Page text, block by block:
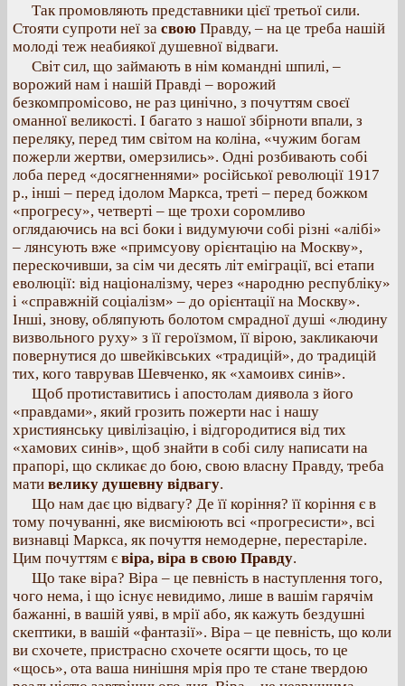
Так промовляють представники цієї третьої сили.
Стояти супроти неї за свою Правду, – на це треба нашій
молоді теж неабиякої душевної відваги.
Світ сил, що займають в нім командні шпилі, –
ворожий нам і нашій Правді – ворожий
безкомпромісово, не раз цинічно, з почуттям своєї
оманної великості. І багато з нашої збірноти впали, з
переляку, перед тим світом на коліна, «чужим богам
пожерли жертви, омерзились». Одні розбивають собі
лоба перед «досягненнями» російської революції 1917
p., інші – перед ідолом Маркса, треті – перед божком
«прогресу», четверті – ще трохи соромливо
оглядаючись на всі боки і видумуючи собі різні «алібі»
– лянсують вже «примсуову орієнтацію на Москву»,
перескочивши, за сім чи десять літ еміграції, всі етапи
еволюції: від націоналізму, через «народню республіку»
і «справжній соціалізм» – до орієнтації на Москву».
Інші, знову, обляпують болотом смрадної душі «людину
визвольного руху» з її героїзмом, її вірою, закликаючи
повернутися до швейківських «традицій», до традицій
тих, кого таврував Шевченко, як «хамоивх синів».
Щоб протиставитись і апостолам диявола з його
«правдами», який грозить пожерти нас і нашу
християнську цивілізацію, і відгородитися від тих
«хамових синів», щоб знайти в собі силу написати на
прапорі, що скликає до бою, свою власну Правду, треба
мати велику душевну відвагу.
Що нам дає цю відвагу? Де її коріння? її коріння є в
тому почуванні, яке висміюють всі «прогресисти», всі
визнавці Маркса, як почуття немодерне, перестаріле.
Цим почуттям є віра, віра в свою Правду.
Що таке віра? Віра – це певність в наступлення того,
чого нема, і що існує невидимо, лише в вашім гарячім
бажанні, в вашій уяві, в мрії або, як кажуть бездушні
скептики, в вашій «фантазії». Віра – це певність, що коли
ви схочете, пристрасно схочете осягти щось, то це
«щось», ота ваша нинішня мрія про те стане твердою